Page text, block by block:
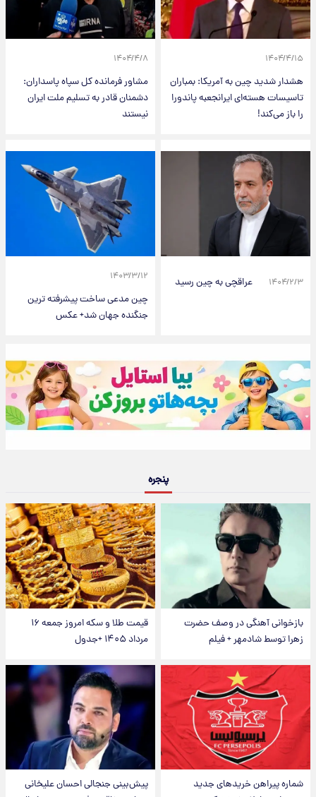
۱۴۰۴/۴/۱۵
هشدار شدید چین به آمریکا: بمباران
تاسیسات هسته‌ای ایرانجعبه پاندورا
را باز می‌کند!
۱۴۰۴/۴/۸
مشاور فرمانده کل سپاه پاسداران:
دشمنان قادر به تسلیم ملت ایران
نیستند
۱۴۰۴/۲/۳ عراقچی به چین رسید ۱۴۰۳/۳/۱۲
چین مدعی ساخت پیشرفته ترین
جنگنده جهان شد+ عکس
پنجره
بازخوانی آهنگی در وصف حضرت
زهرا توسط شادمهر + فیلم
قیمت طلا و سکه امروز جمعه ۱۶
مرداد ۱۴۰۵ +جدول
شماره پیراهن خریدهای جدید
پیش‌بینی جنجالی احسان علیخانی